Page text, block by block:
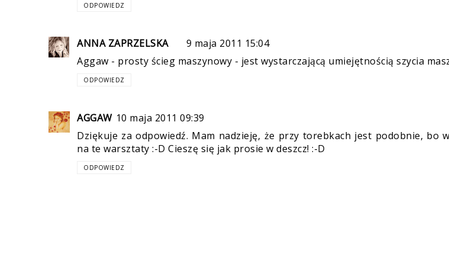
ODPOWIEDZ
ANNA ZAPRZELSKA
9 maja 2011 15:04
Aggaw - prosty ścieg maszynowy - jest wystarczającą umiejętnością szycia
ODPOWIEDZ
AGGAW 10 maja 2011 09:39
Dziękuje za odpowiedź. Mam nadzieję, że przy torebkach jest podobnie, bo
na te warsztaty :-D Cieszę się jak prosie w deszcz! :-D
ODPOWIEDZ